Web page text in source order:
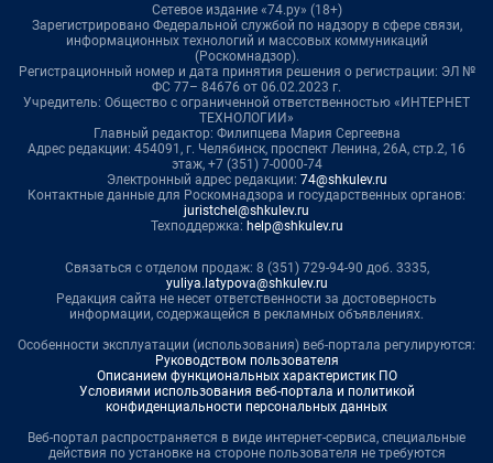
Сетевое издание «74.ру» (18+)
Зарегистрировано Федеральной службой по надзору в сфере связи,
информационных технологий и массовых коммуникаций
(Роскомнадзор).
Регистрационный номер и дата принятия решения о регистрации: ЭЛ №
ФС 77– 84676 от 06.02.2023 г.
Учредитель: Общество с ограниченной ответственностью «ИНТЕРНЕТ
ТЕХНОЛОГИИ»
Главный редактор: Филипцева Мария Сергеевна
Адрес редакции: 454091, г. Челябинск, проспект Ленина, 26А, стр.2, 16
этаж, +7 (351) 7-0000-74
Электронный адрес редакции: 74@shkulev.ru
Контактные данные для Роскомнадзора и государственных органов:
juristchel@shkulev.ru
Техподдержка: help@shkulev.ru
Связаться с отделом продаж: 8 (351) 729-94-90 доб. 3335,
yuliya.latypova@shkulev.ru
Редакция сайта не несет ответственности за достоверность
информации, содержащейся в рекламных объявлениях.
Особенности эксплуатации (использования) веб-портала регулируются:
Руководством пользователя
Описанием функциональных характеристик ПО
Условиями использования веб-портала и политикой
конфиденциальности персональных данных
Веб-портал распространяется в виде интернет-сервиса, специальные
действия по установке на стороне пользователя не требуются